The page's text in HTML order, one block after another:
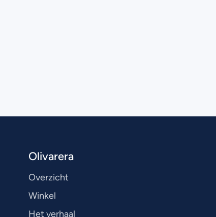
Olivarera
Overzicht
Winkel
Het verhaal